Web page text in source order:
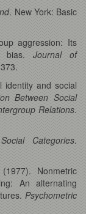
. New York: Basic
aggression: Its
bias. Journal of
identity and social
Between Social
Relations.
Categories.
Nonmetric
An alternating
Psychometric